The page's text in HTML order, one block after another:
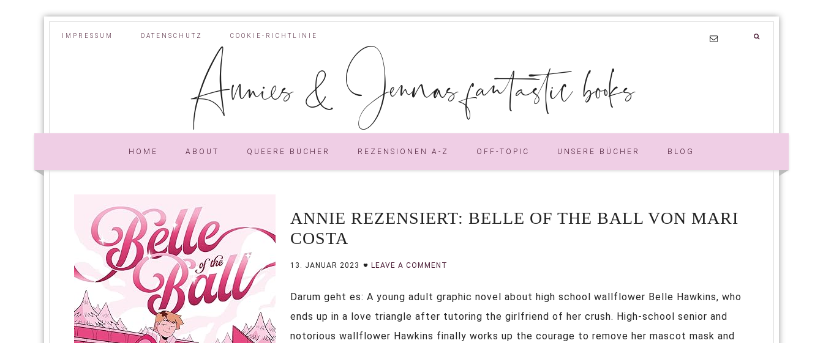
IMPRESSUM DATENSCHUTZ COOKIE-RICHTLINIE
Annies & Jennas fantastic books
HOME ABOUT QUEERE BÜCHER REZENSIONEN A-Z OFF-TOPIC UNSERE BÜCHER BLOG
ANNIE REZENSIERT: BELLE OF THE BALL VON MARI
COSTA
13. JANUAR 2023 LEAVE A COMMENT
Darum geht es: A young adult graphic novel about high school wallflower Belle Hawkins, who
ends up in a love triangle after tutoring the girlfriend of her crush. High-school senior and
notorious wallflower Hawkins finally works up the courage to remove her mascot mask and